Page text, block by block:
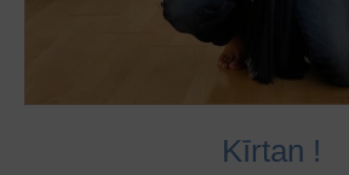
Kīrtan !